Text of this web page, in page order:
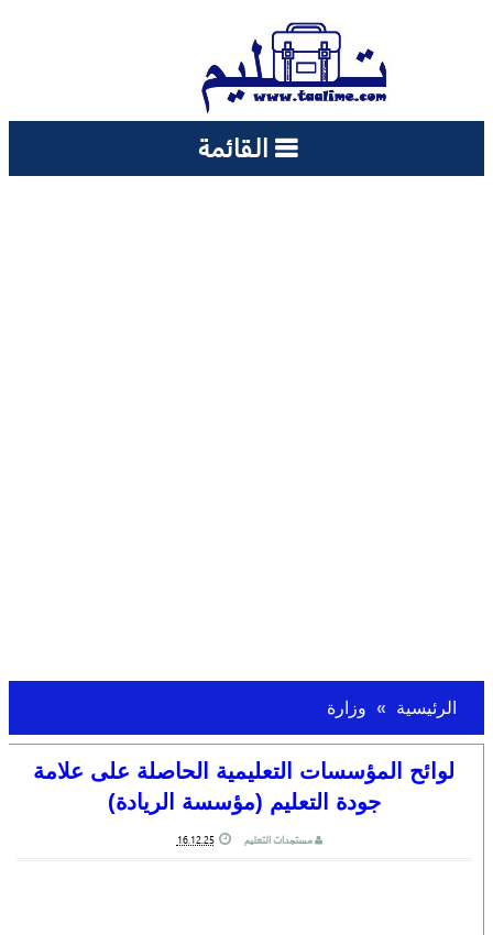
القائمة
الرئيسية وزارة
لوائح المؤسسات التعليمية الحاصلة على علامة
جودة التعليم (مؤسسة الريادة)
مستجدات التعليم 16.12.25